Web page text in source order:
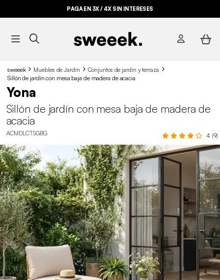
PAGA EN 3X / 4X SIN INTERESES
sweeek Muebles de Jardín
Conjuntos de jardín y terraza
Sillón de jardín con mesa baja de madera de acacia
Yona
Sillón de jardín con mesa baja de madera de
acacia
ACMDLCTSGBG 4 (9)